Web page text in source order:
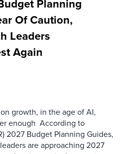
Planning
Of Caution,
Leaders
Again
growth, in the age of AI,
enough According to
2027 Budget Planning Guides,
are approaching 2027